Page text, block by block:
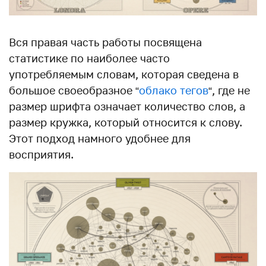
Вся правая часть работы посвящена
статистике по наиболее часто
употребляемым словам, которая сведена в
большое своеобразное “облако тегов“, где не
размер шрифта означает количество слов, а
размер кружка, который относится к слову.
Этот подход намного удобнее для
восприятия.